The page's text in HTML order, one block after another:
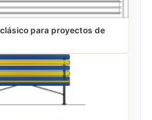
para proyectos de